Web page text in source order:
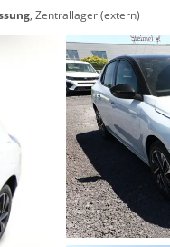
, Zentrallager (extern)